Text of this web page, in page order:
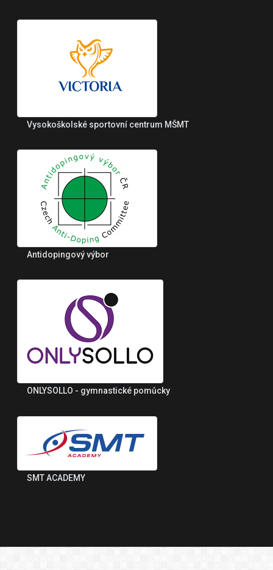
Vysokoškolské sportovní centrum MŠMT
Antidopingový výbor
ONLYSOLLO - gymnastické pomůcky
SMT ACADEMY